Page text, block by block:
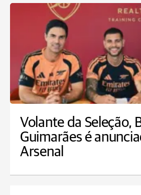
Volante da Seleção,
Guimarães é
Arsenal